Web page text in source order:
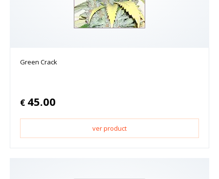
Green Crack
€ 45.00
ver product